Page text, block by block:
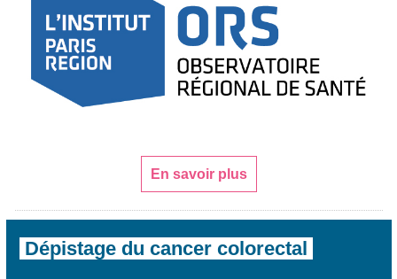
En savoir plus
Dépistage du cancer colorectal